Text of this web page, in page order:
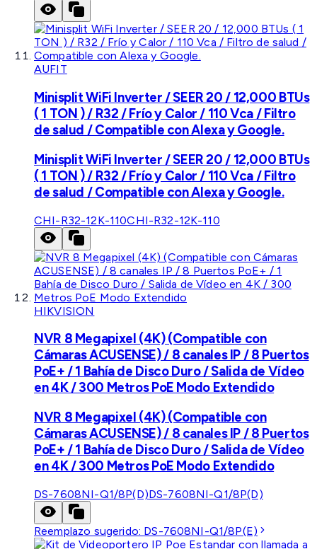
AUFIT
Minisplit WiFi Inverter / SEER 20 / 12,000 BTUs
( 1 TON ) / R32 / Frío y Calor / 110 Vca / Filtro
de salud / Compatible con Alexa y Google.
Minisplit WiFi Inverter / SEER 20 / 12,000 BTUs
( 1 TON ) / R32 / Frío y Calor / 110 Vca / Filtro
de salud / Compatible con Alexa y Google.
CHI-R32-12K-110CHI-R32-12K-110
HIKVISION
NVR 8 Megapixel (4K) (Compatible con
Cámaras ACUSENSE) / 8 canales IP / 8 Puertos
PoE+ / 1 Bahía de Disco Duro / Salida de Vídeo
en 4K / 300 Metros PoE Modo Extendido
NVR 8 Megapixel (4K) (Compatible con
Cámaras ACUSENSE) / 8 canales IP / 8 Puertos
PoE+ / 1 Bahía de Disco Duro / Salida de Vídeo
en 4K / 300 Metros PoE Modo Extendido
DS-7608NI-Q1/8P(D)DS-7608NI-Q1/8P(D)
Reemplazo sugerido: DS-7608NI-Q1/8P(E)